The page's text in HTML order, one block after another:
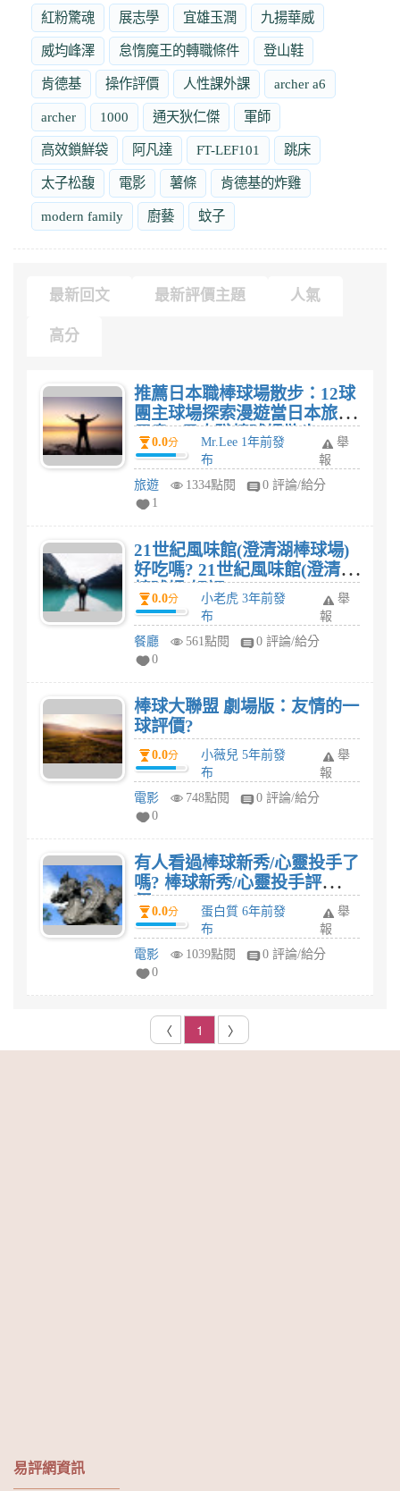
紅粉驚魂 展志學 宜雄玉潤 九揚華威
威均峰澤 怠惰魔王的轉職條件 登山鞋
肯德基 操作評價 人性課外課 archer a6
archer 1000 通天狄仁傑 軍師
高效鎖鮮袋 阿凡達 FT-LEF101 跳床
太子松馥 電影 薯條 肯德基的炸雞
modern family 廚藝 蚊子
最新回文 最新評價主題 人氣
高分
推薦日本職棒球場散步：12球
團主球場探索漫遊當日本旅行
用書? 日本職棒球場散步：12
球團主球場探索漫遊評價?
0.0分
Mr.Lee 1年前發
布
舉
報
旅遊
1334點閱
0 評論/給分
1
21世紀風味館(澄清湖棒球場)
好吃嗎? 21世紀風味館(澄清湖
棒球場)好評?
0.0分
小老虎 3年前發
布
舉
報
餐廳
561點閱
0 評論/給分
0
棒球大聯盟 劇場版：友情的一
球評價?
0.0分
小薇兒 5年前發
布
舉
報
電影
748點閱
0 評論/給分
0
有人看過棒球新秀/心靈投手了
嗎? 棒球新秀/心靈投手評
價?0.0分
蛋白質 6年前發
布
舉
報
電影
1039點閱
0 評論/給分
0
〈 1 〉
易評網資訊